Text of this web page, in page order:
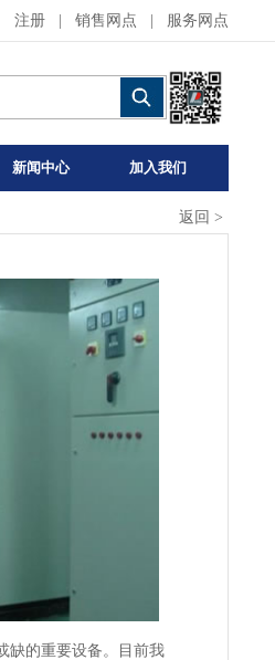
注册 销售网点 服务网点
新闻中心 加入我们
返回 >
的重要设备。目前我